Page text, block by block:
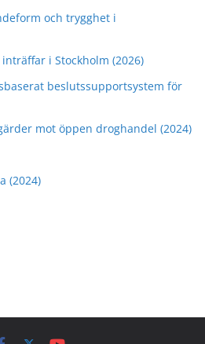
och trygghet i
i Stockholm (2026)
beslutssupportsystem för
mot öppen droghandel (2024)
(2024)